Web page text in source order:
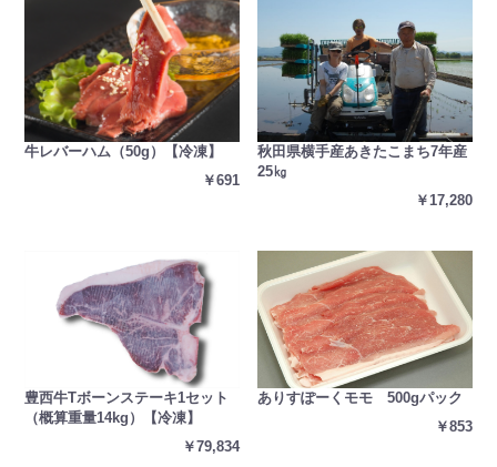
牛レバーハム（50g）【冷凍】
￥691
秋田県横手産あきたこまち7年産
25㎏
￥17,280
豊西牛Tボーンステーキ1セット
（概算重量14kg）【冷凍】
￥79,834
ありすぽーくモモ 500gパック
￥853